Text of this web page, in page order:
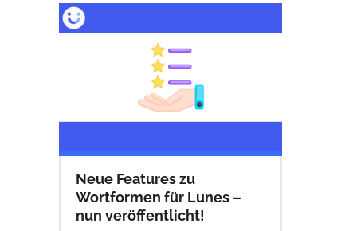
Neue Features zu
Wortformen für Lunes –
nun veröffentlicht!